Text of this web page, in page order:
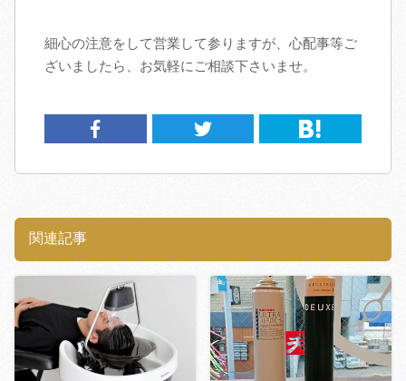
細心の注意をして営業して参りますが、心配事等ご
ざいましたら、お気軽にご相談下さいませ。
関連記事